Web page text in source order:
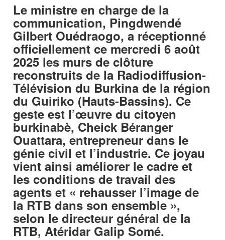
Le ministre en charge de la
communication, Pingdwendé
Gilbert Ouédraogo, a réceptionné
officiellement ce mercredi 6 août
2025 les murs de clôture
reconstruits de la Radiodiffusion-
Télévision du Burkina de la région
du Guiriko (Hauts-Bassins). Ce
geste est l’œuvre du citoyen
burkinabè, Cheick Béranger
Ouattara, entrepreneur dans le
génie civil et l’industrie. Ce joyau
vient ainsi améliorer le cadre et
les conditions de travail des
agents et « rehausser l’image de
la RTB dans son ensemble »,
selon le directeur général de la
RTB, Atéridar Galip Somé.